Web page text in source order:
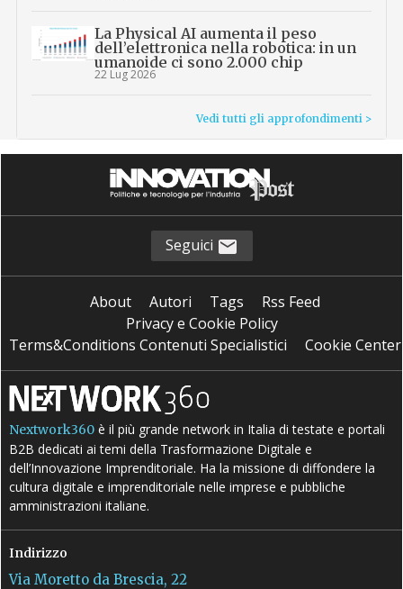
La Physical AI aumenta il peso
dell’elettronica nella robotica: in un
umanoide ci sono 2.000 chip
22 Lug 2026
Vedi tutti gli approfondimenti >
Seguici
About Autori Tags
Rss Feed
Privacy e Cookie Policy
Terms&Conditions Contenuti Specialistici
Cookie Center
Nextwork360 è il più grande network in Italia di testate e portali
B2B dedicati ai temi della Trasformazione Digitale e
dell’Innovazione Imprenditoriale. Ha la missione di diffondere la
cultura digitale e imprenditoriale nelle imprese e pubbliche
amministrazioni italiane.
Indirizzo
Via Moretto da Brescia, 22